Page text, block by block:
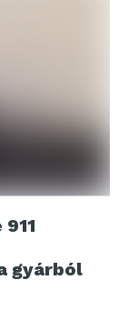
gyárból